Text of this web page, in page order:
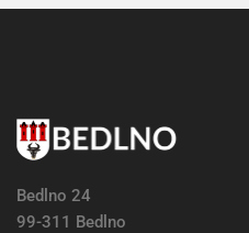
Bedlno 24
99-311 Bedlno